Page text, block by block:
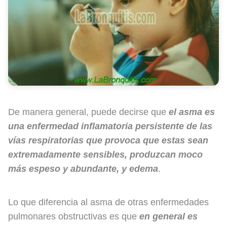
De manera general, puede decirse que el asma es
una enfermedad inflamatoria persistente de las
vías respiratorias que provoca que estas sean
extremadamente sensibles, produzcan moco
más espeso y abundante, y edema.
Lo que diferencia al asma de otras enfermedades
pulmonares obstructivas es que en general es